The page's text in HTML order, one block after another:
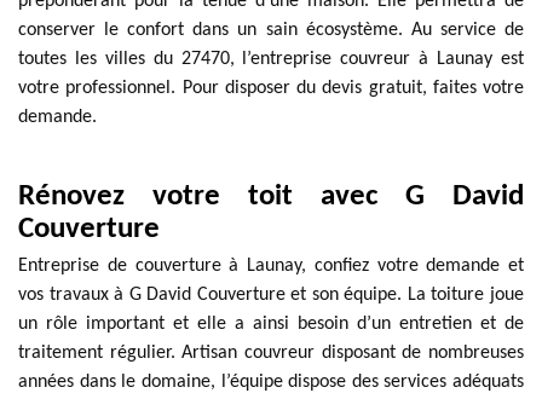
conserver le confort dans un sain écosystème. Au service de
toutes les villes du 27470, l’entreprise couvreur à Launay est
votre professionnel. Pour disposer du devis gratuit, faites votre
demande.
Rénovez votre toit avec G David
Couverture
Entreprise de couverture à Launay, confiez votre demande et
vos travaux à G David Couverture et son équipe. La toiture joue
un rôle important et elle a ainsi besoin d’un entretien et de
traitement régulier. Artisan couvreur disposant de nombreuses
années dans le domaine, l’équipe dispose des services adéquats